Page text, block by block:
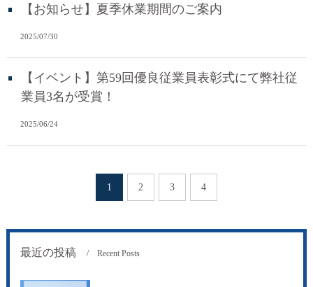
【お知らせ】夏季休業期間のご案内
2025/07/30
【イベント】第59回優良従業員表彰式にて弊社従
業員3名が受賞！
2025/06/24
1 2 3 4
最近の投稿 Recent Posts